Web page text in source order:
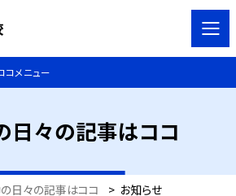
メニュー
日々の記事はココ
日々の記事はココ > お知らせ